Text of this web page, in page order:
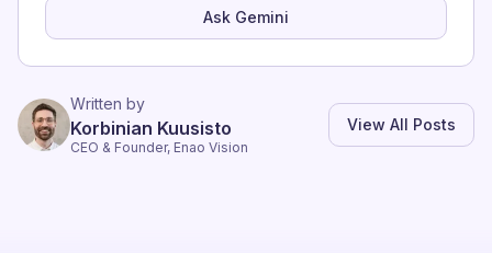
Ask Gemini
Written by
Korbinian Kuusisto
CEO & Founder, Enao Vision
View All Posts